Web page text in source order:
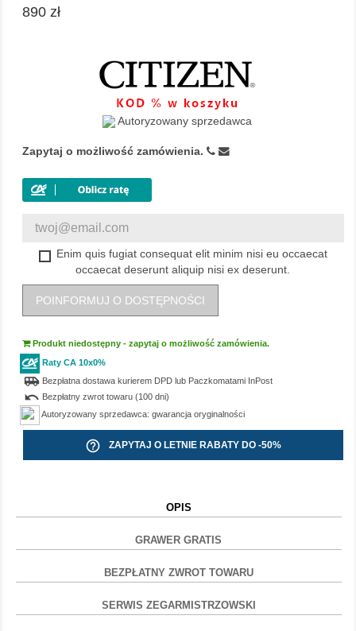
890 zł
Autoryzowany sprzedawca
Zapytaj o możliwość zamówienia.
Enim quis fugiat consequat elit minim nisi eu occaecat
occaecat deserunt aliquip nisi ex deserunt.
POINFORMUJ O DOSTĘPNOŚCI
Produkt niedostępny - zapytaj o możliwość zamówienia.
Raty CA 10x0%
airport_shuttleBezpłatna dostawa kurierem DPD lub Paczkomatami InPost
undo Bezpłatny zwrot towaru (100 dni)
Autoryzowany sprzedawca: gwarancja oryginalności
help_outline ZAPYTAJ O LETNIE RABATY DO -50%
OPIS
GRAWER GRATIS
BEZPŁATNY ZWROT TOWARU
SERWIS ZEGARMISTRZOWSKI